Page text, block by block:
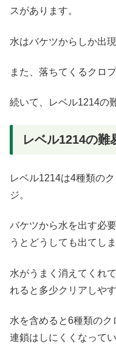
スがあります。
水はバケツからしか出現
また、落ちてくるクロ
続いて、レベル1214の
レベル1214の難
レベル1214は4種類の
ジ。
バケツから水を出す必
うとどうしても出てしま
水がうまく消えてくれ
れると多少クリアしや
水を含めると6種類のク
連鎖はしにくくなってい